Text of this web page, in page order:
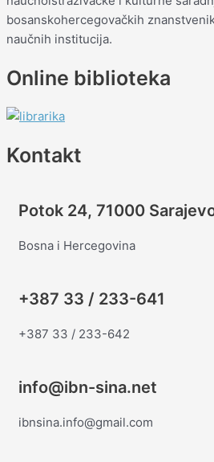
bosanskohercegovačkih
naučnih institucija.
Online biblioteka
Kontakt
Potok 24, 71000
Bosna i Hercegovina
+387 33 / 233-641
+387 33 / 233-642
info@ibn-sina.net
ibnsina.info@gmail.com